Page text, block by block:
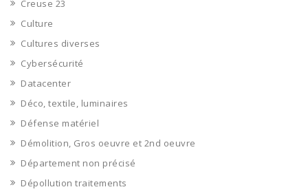
Creuse 23
Culture
Cultures diverses
Cybersécurité
Datacenter
Déco, textile, luminaires
Défense matériel
Démolition, Gros oeuvre et 2nd oeuvre
Département non précisé
Dépollution traitements